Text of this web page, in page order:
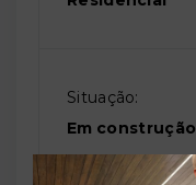
Situação:
Em construção